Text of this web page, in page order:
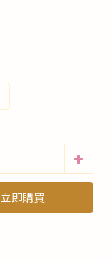
立即購買